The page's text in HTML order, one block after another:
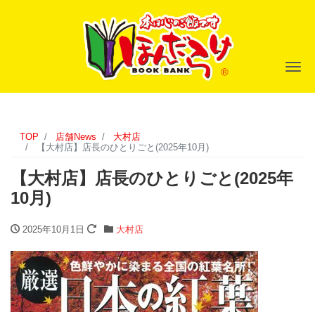
ナ
TOP 店舗News
大村店
【大村店】店長のひとりごと(2025年10月)
【大村店】店長のひとりごと(2025年
10月)
2025年10月1日 大村店